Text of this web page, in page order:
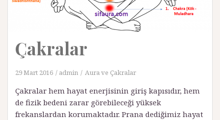
Çakralar
29 Mart 2016 admin Aura ve Çakralar
Çakralar hem hayat enerjisinin giriş kapısıdır, hem
de fizik bedeni zarar görebileceği yüksek
frekanslardan korumaktadır. Prana dediğimiz hayat